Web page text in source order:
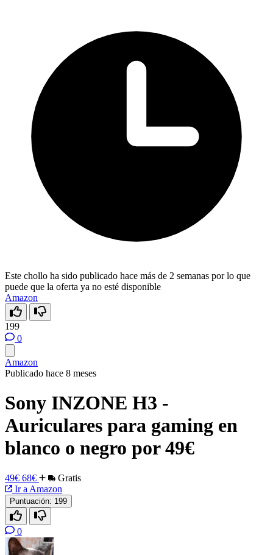
Este chollo ha sido publicado hace más de 2 semanas por lo que
puede que la oferta ya no esté disponible
Amazon
199
0
Amazon
Publicado hace 8 meses
Sony INZONE H3 -
Auriculares para gaming en
blanco o negro por 49€
49€ 68€
Gratis
Ir a Amazon
Puntuación: 199
0